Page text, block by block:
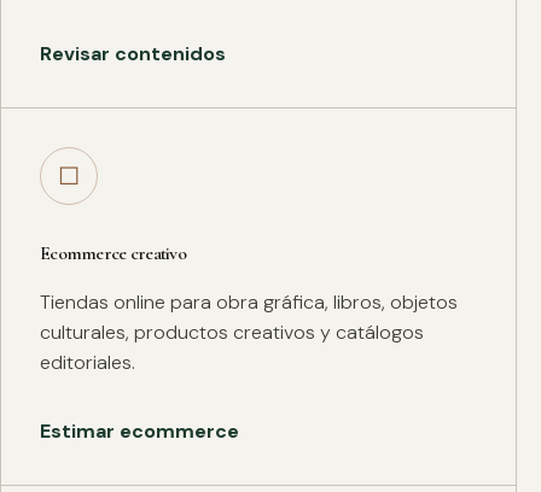
Revisar contenidos
□
Ecommerce creativo
Tiendas online para obra gráfica, libros, objetos
culturales, productos creativos y catálogos
editoriales.
Estimar ecommerce